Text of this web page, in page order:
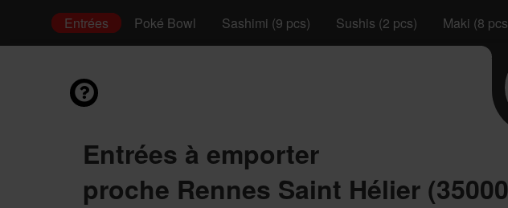
Entrées Poké Bowl Sashimi (9 pcs) Sushis (2 pcs) Maki (8
Entrées à emporter
proche Rennes Saint Hélier